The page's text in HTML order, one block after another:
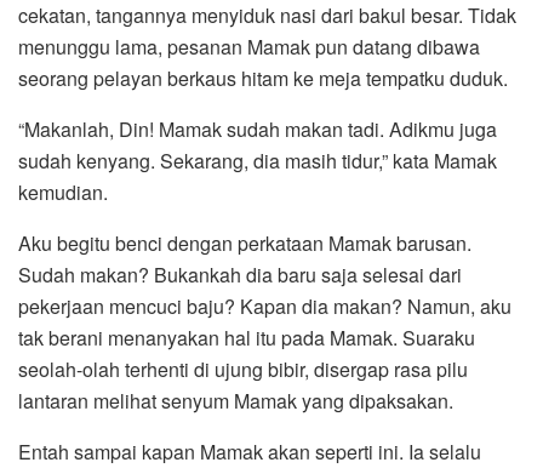
cekatan, tangannya menyiduk nasi dari bakul besar. Tidak
menunggu lama, pesanan Mamak pun datang dibawa
seorang pelayan berkaus hitam ke meja tempatku duduk.
“Makanlah, Din! Mamak sudah makan tadi. Adikmu juga
sudah kenyang. Sekarang, dia masih tidur,” kata Mamak
kemudian.
Aku begitu benci dengan perkataan Mamak barusan.
Sudah makan? Bukankah dia baru saja selesai dari
pekerjaan mencuci baju? Kapan dia makan? Namun, aku
tak berani menanyakan hal itu pada Mamak. Suaraku
seolah-olah terhenti di ujung bibir, disergap rasa pilu
lantaran melihat senyum Mamak yang dipaksakan.
Entah sampai kapan Mamak akan seperti ini. Ia selalu